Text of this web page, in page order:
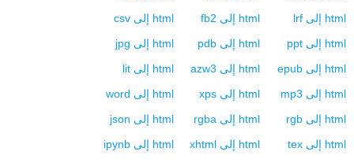
html إلى lrf
html إلى fb2
html إلى csv
html إلى ppt
html إلى pdb
html إلى jpg
html إلى epub
html إلى azw3
html إلى lit
html إلى mp3
html إلى xps
html إلى word
html إلى rgb
html إلى rgba
html إلى json
html إلى tex
html إلى xhtml
html إلى ipynb